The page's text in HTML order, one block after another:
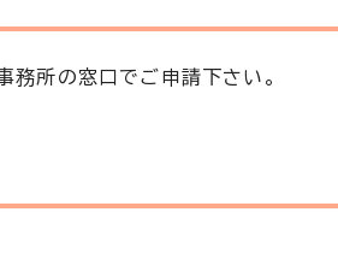
務所の窓口でご申請下さい。